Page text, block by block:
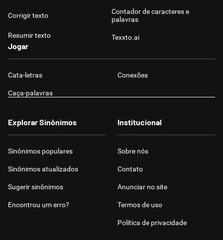
Corrigir texto
Resumir texto
Contador de caracteres e
palavras
Texxto.ai
Jogar
Cata-letras Conexões
Caça-palavras
Explorar Sinônimos
Sinônimos populares
Sinônimos atualizados
Sugerir sinônimos
Encontrou um erro?
Institucional
Sobre nós
Contato
Anunciar no site
Termos de uso
Política de privacidade